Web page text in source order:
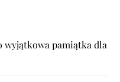
pamiątka dla